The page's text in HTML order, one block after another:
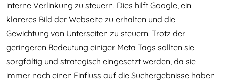
interne Verlinkung zu steuern. Dies hilft Google, ein
klareres Bild der Webseite zu erhalten und die
Gewichtung von Unterseiten zu steuern. Trotz der
geringeren Bedeutung einiger Meta Tags sollten sie
sorgfältig und strategisch eingesetzt werden, da sie
immer noch einen Einfluss auf die Suchergebnisse haben